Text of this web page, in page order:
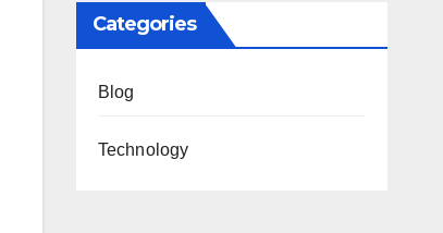
Categories
Blog
Technology